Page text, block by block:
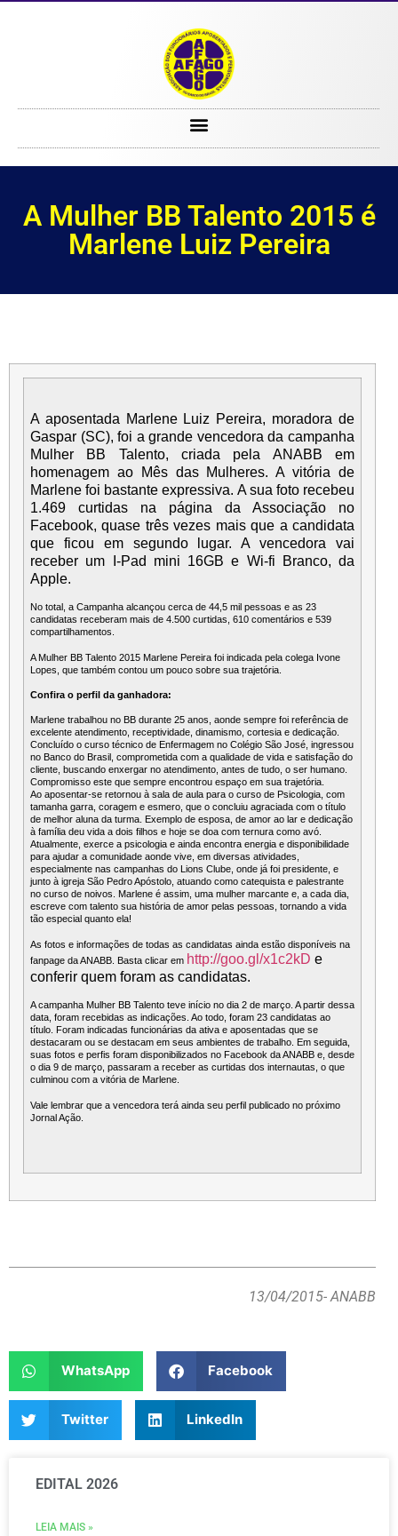
A Mulher BB Talento 2015 é
Marlene Luiz Pereira
A aposentada Marlene Luiz Pereira, moradora de
Gaspar (SC), foi a grande vencedora da campanha
Mulher BB Talento, criada pela ANABB em
homenagem ao Mês das Mulheres. A vitória de
Marlene foi bastante expressiva. A sua foto recebeu
1.469 curtidas na página da Associação no
Facebook, quase três vezes mais que a candidata
que ficou em segundo lugar. A vencedora vai
receber um I-Pad mini 16GB e Wi-fi Branco, da
Apple.
No total, a Campanha alcançou cerca de 44,5 mil pessoas e as 23
candidatas receberam mais de 4.500 curtidas, 610 comentários e 539
compartilhamentos.
A Mulher BB Talento 2015 Marlene Pereira foi indicada pela colega Ivone
Lopes, que também contou um pouco sobre sua trajetória.
Confira o perfil da ganhadora:
Marlene trabalhou no BB durante 25 anos, aonde sempre foi referência de
excelente atendimento, receptividade, dinamismo, cortesia e dedicação.
Concluído o curso técnico de Enfermagem no Colégio São José, ingressou
no Banco do Brasil, comprometida com a qualidade de vida e satisfação do
cliente, buscando enxergar no atendimento, antes de tudo, o ser humano.
Compromisso este que sempre encontrou espaço em sua trajetória.
Ao aposentar-se retornou à sala de aula para o curso de Psicologia, com
tamanha garra, coragem e esmero, que o concluiu agraciada com o título
de melhor aluna da turma. Exemplo de esposa, de amor ao lar e dedicação
à família deu vida a dois filhos e hoje se doa com ternura como avó.
Atualmente, exerce a psicologia e ainda encontra energia e disponibilidade
para ajudar a comunidade aonde vive, em diversas atividades,
especialmente nas campanhas do Lions Clube, onde já foi presidente, e
junto à igreja São Pedro Apóstolo, atuando como catequista e palestrante
no curso de noivos. Marlene é assim, uma mulher marcante e, a cada dia,
escreve com talento sua história de amor pelas pessoas, tornando a vida
tão especial quanto ela!
As fotos e informações de todas as candidatas ainda estão disponíveis na
fanpage da ANABB. Basta clicar em http://goo.gl/x1c2kD e
conferir quem foram as candidatas.
A campanha Mulher BB Talento teve início no dia 2 de março. A partir dessa
data, foram recebidas as indicações. Ao todo, foram 23 candidatas ao
título. Foram indicadas funcionárias da ativa e aposentadas que se
destacaram ou se destacam em seus ambientes de trabalho. Em seguida,
suas fotos e perfis foram disponibilizados no Facebook da ANABB e, desde
o dia 9 de março, passaram a receber as curtidas dos internautas, o que
culminou com a vitória de Marlene.
Vale lembrar que a vencedora terá ainda seu perfil publicado no próximo
Jornal Ação.
13/04/2015- ANABB
WhatsApp Facebook
Twitter LinkedIn
EDITAL 2026
LEIA MAIS »